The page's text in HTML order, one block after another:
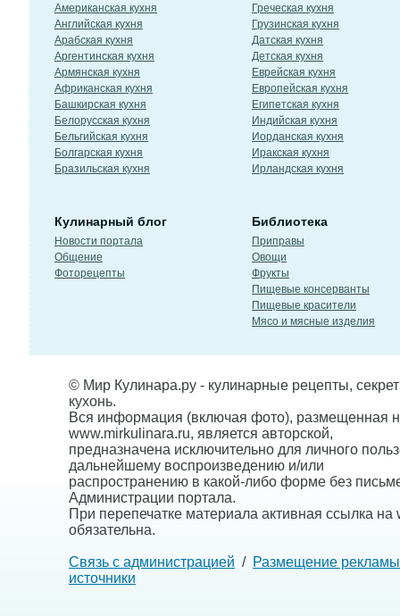
Американская кухня
Английская кухня
Арабская кухня
Аргентинская кухня
Армянская кухня
Африканская кухня
Башкирская кухня
Белорусская кухня
Бельгийская кухня
Болгарская кухня
Бразильская кухня
Греческая кухня
Грузинская кухня
Датская кухня
Детская кухня
Еврейская кухня
Европейская кухня
Египетская кухня
Индийская кухня
Иорданская кухня
Иракская кухня
Ирландская кухня
Кулинарный блог
Новости портала
Общение
Фоторецепты
Библиотека
Приправы
Овощи
Фрукты
Пищевые консерванты
Пищевые красители
Мясо и мясные изделия
© Мир Кулинара.ру - кулинарные рецепты,
кухонь.
Вся информация (включая фото), размещенная
www.mirkulinara.ru, является авторской,
предназначена исключительно для личного
дальнейшему воспроизведению и/или
распространению в какой-либо форме без
Администрации портала.
При перепечатке материала активная ссылка на
обязательна.
Связь с администрацией / Размещение рекламы
источники